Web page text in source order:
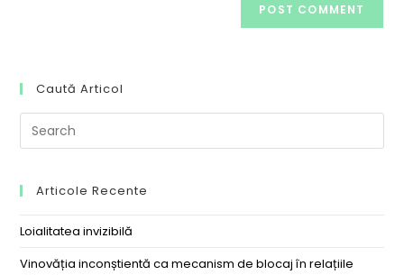
Caută Articol
Articole Recente
Loialitatea invizibilă
Vinovăția inconștientă ca mecanism de blocaj în relațiile